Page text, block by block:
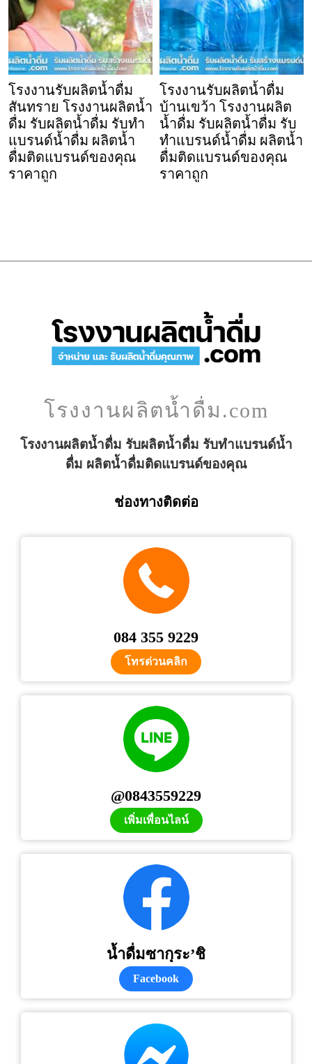
โรงงานรับผลิตน้ำดื่ม
สันทราย โรงงานผลิตน้ำ
ดื่ม รับผลิตน้ำดื่ม รับทำ
แบรนด์น้ำดื่ม ผลิตน้ำ
ดื่มติดแบรนด์ของคุณ
ราคาถูก
โรงงานรับผลิตน้ำดื่ม
บ้านเขว้า โรงงานผลิต
น้ำดื่ม รับผลิตน้ำดื่ม รับ
ทำแบรนด์น้ำดื่ม ผลิตน้ำ
ดื่มติดแบรนด์ของคุณ
ราคาถูก
โรงงานผลิตน้ำดื่ม.com
โรงงานผลิตน้ำดื่ม รับผลิตน้ำดื่ม รับทำแบรนด์น้ำ
ดื่ม ผลิตน้ำดื่มติดแบรนด์ของคุณ
ช่องทางติดต่อ
084 355 9229
โทรด่วนคลิก
@0843559229
เพิ่มเพื่อนไลน์
น้ำดื่มซากุระ’ชิ
Facebook